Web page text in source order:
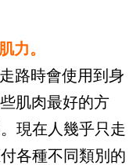
力。
路時會使用到身
肌肉最好的方
現在人幾乎只走
各種不同類別的